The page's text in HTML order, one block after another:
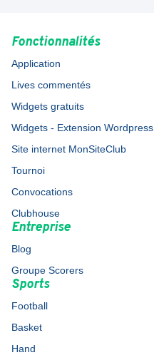
Fonctionnalités
Application
Lives commentés
Widgets gratuits
Widgets - Extension Wordpress
Site internet MonSiteClub
Tournoi
Convocations
Clubhouse
Entreprise
Blog
Groupe Scorers
Sports
Football
Basket
Hand